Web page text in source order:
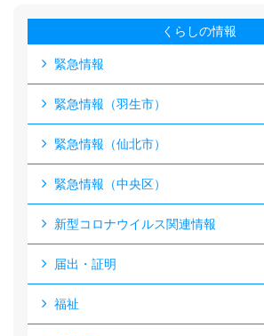
くらしの情報
緊急情報
緊急情報（羽生市）
緊急情報（仙北市）
緊急情報（中央区）
新型コロナウイルス関連情報
届出・証明
福祉